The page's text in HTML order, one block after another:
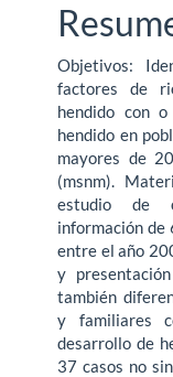
Objetivos:
factores de
hendido con
hendido en
mayores de
(msnm).
estudio de
información de
entre el año
y
también
y familiares
desarrollo de
37 casos no